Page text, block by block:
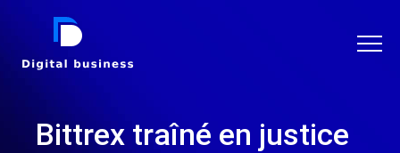
DIGITAL BUSINESS
Bittrex traîné en justice